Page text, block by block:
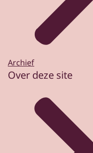
Archief
Over deze site